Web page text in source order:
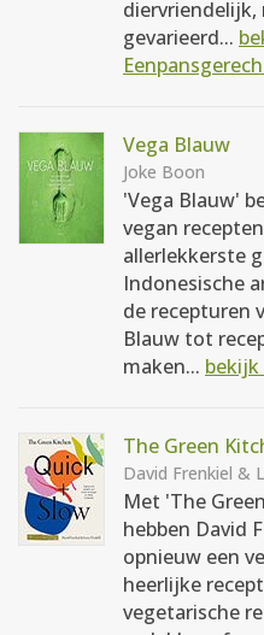
diervriendelijk,
gevarieerd...
Vega Blauw
Joke Boon
'Vega Blauw'
vegan
allerlekkerste
Indonesische
de recepturen
Blauw tot
maken... bekijk
The Green
David Frenkiel &
Met 'The
hebben David
opnieuw een
heerlijke
vegetarische